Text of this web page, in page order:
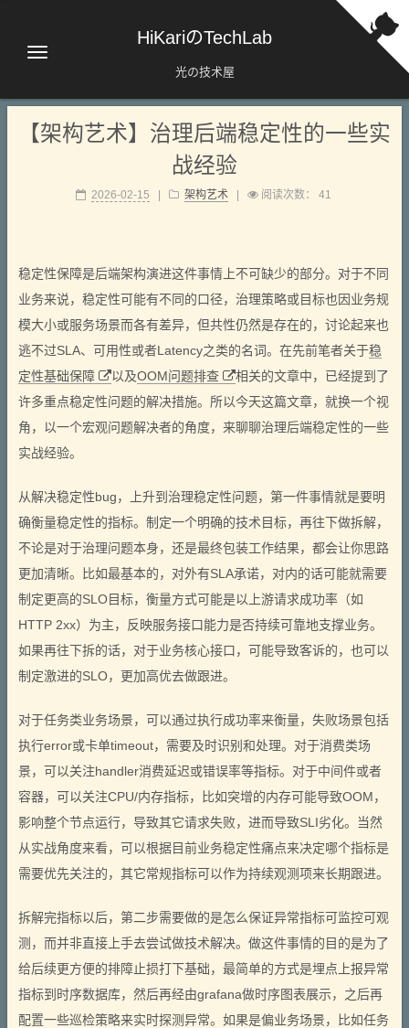
HiKariのTechLab
光の技术屋
【架构艺术】治理后端稳定性的一些实
战经验
2026-02-15 架构艺术 阅读次数： 41
稳定性保障是后端架构演进这件事情上不可缺少的部分。对于不同
业务来说，稳定性可能有不同的口径，治理策略或目标也因业务规
模大小或服务场景而各有差异，但共性仍然是存在的，讨论起来也
逃不过SLA、可用性或者Latency之类的名词。在先前笔者关于稳
定性基础保障
以及OOM问题排查
相关的文章中，已经提到了
许多重点稳定性问题的解决措施。所以今天这篇文章，就换一个视
角，以一个宏观问题解决者的角度，来聊聊治理后端稳定性的一些
实战经验。
从解决稳定性bug，上升到治理稳定性问题，第一件事情就是要明
确衡量稳定性的指标。制定一个明确的技术目标，再往下做拆解，
不论是对于治理问题本身，还是最终包装工作结果，都会让你思路
更加清晰。比如最基本的，对外有SLA承诺，对内的话可能就需要
制定更高的SLO目标，衡量方式可能是以上游请求成功率（如
HTTP 2xx）为主，反映服务接口能力是否持续可靠地支撑业务。
如果再往下拆的话，对于业务核心接口，可能导致客诉的，也可以
制定激进的SLO，更加高优去做跟进。
对于任务类业务场景，可以通过执行成功率来衡量，失败场景包括
执行error或卡单timeout，需要及时识别和处理。对于消费类场
景，可以关注handler消费延迟或错误率等指标。对于中间件或者
容器，可以关注CPU/内存指标，比如突增的内存可能导致OOM，
影响整个节点运行，导致其它请求失败，进而导致SLI劣化。当然
从实战角度来看，可以根据目前业务稳定性痛点来决定哪个指标是
需要优先关注的，其它常规指标可以作为持续观测项来长期跟进。
拆解完指标以后，第二步需要做的是怎么保证异常指标可监控可观
测，而并非直接上手去尝试做技术解决。做这件事情的目的是为了
给后续更方便的排障止损打下基础，最简单的方式是埋点上报异常
指标到时序数据库，然后再经由grafana做时序图表展示，之后再
配置一些巡检策略来实时探测异常。如果是偏业务场景，比如任务